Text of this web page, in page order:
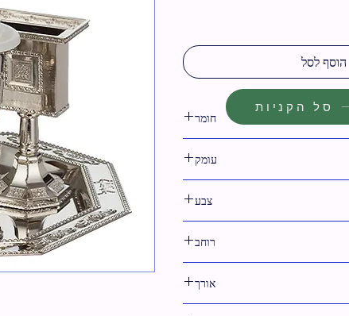
הוסף לסל
חומר
עומק
צבע
רוחב
אורך
סל הקניות